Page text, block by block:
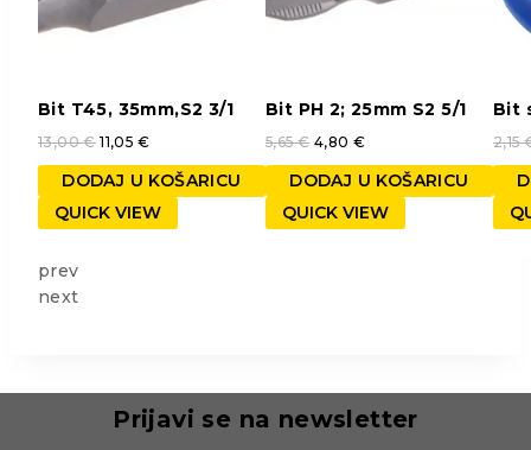
Bit T45, 35mm,S2 3/1
13,00€ 11,05 €
DODAJ U KOŠARICU
QUICK VIEW
Bit PH 2; 25mm S2 5/1
5,65€ 4,80 €
DODAJ U KOŠARICU
QUICK VIEW
Bit
2,15
prev
next
Prijavi se na newsletter